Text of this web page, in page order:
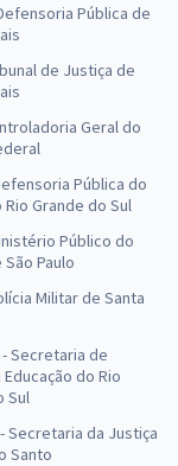
Pública de
de Justiça de
Geral do
Pública do
Grande do Sul
Público do
Paulo
Militar de Santa
- Secretaria de
do Rio
Sul
- Secretaria da Justiça
Santo